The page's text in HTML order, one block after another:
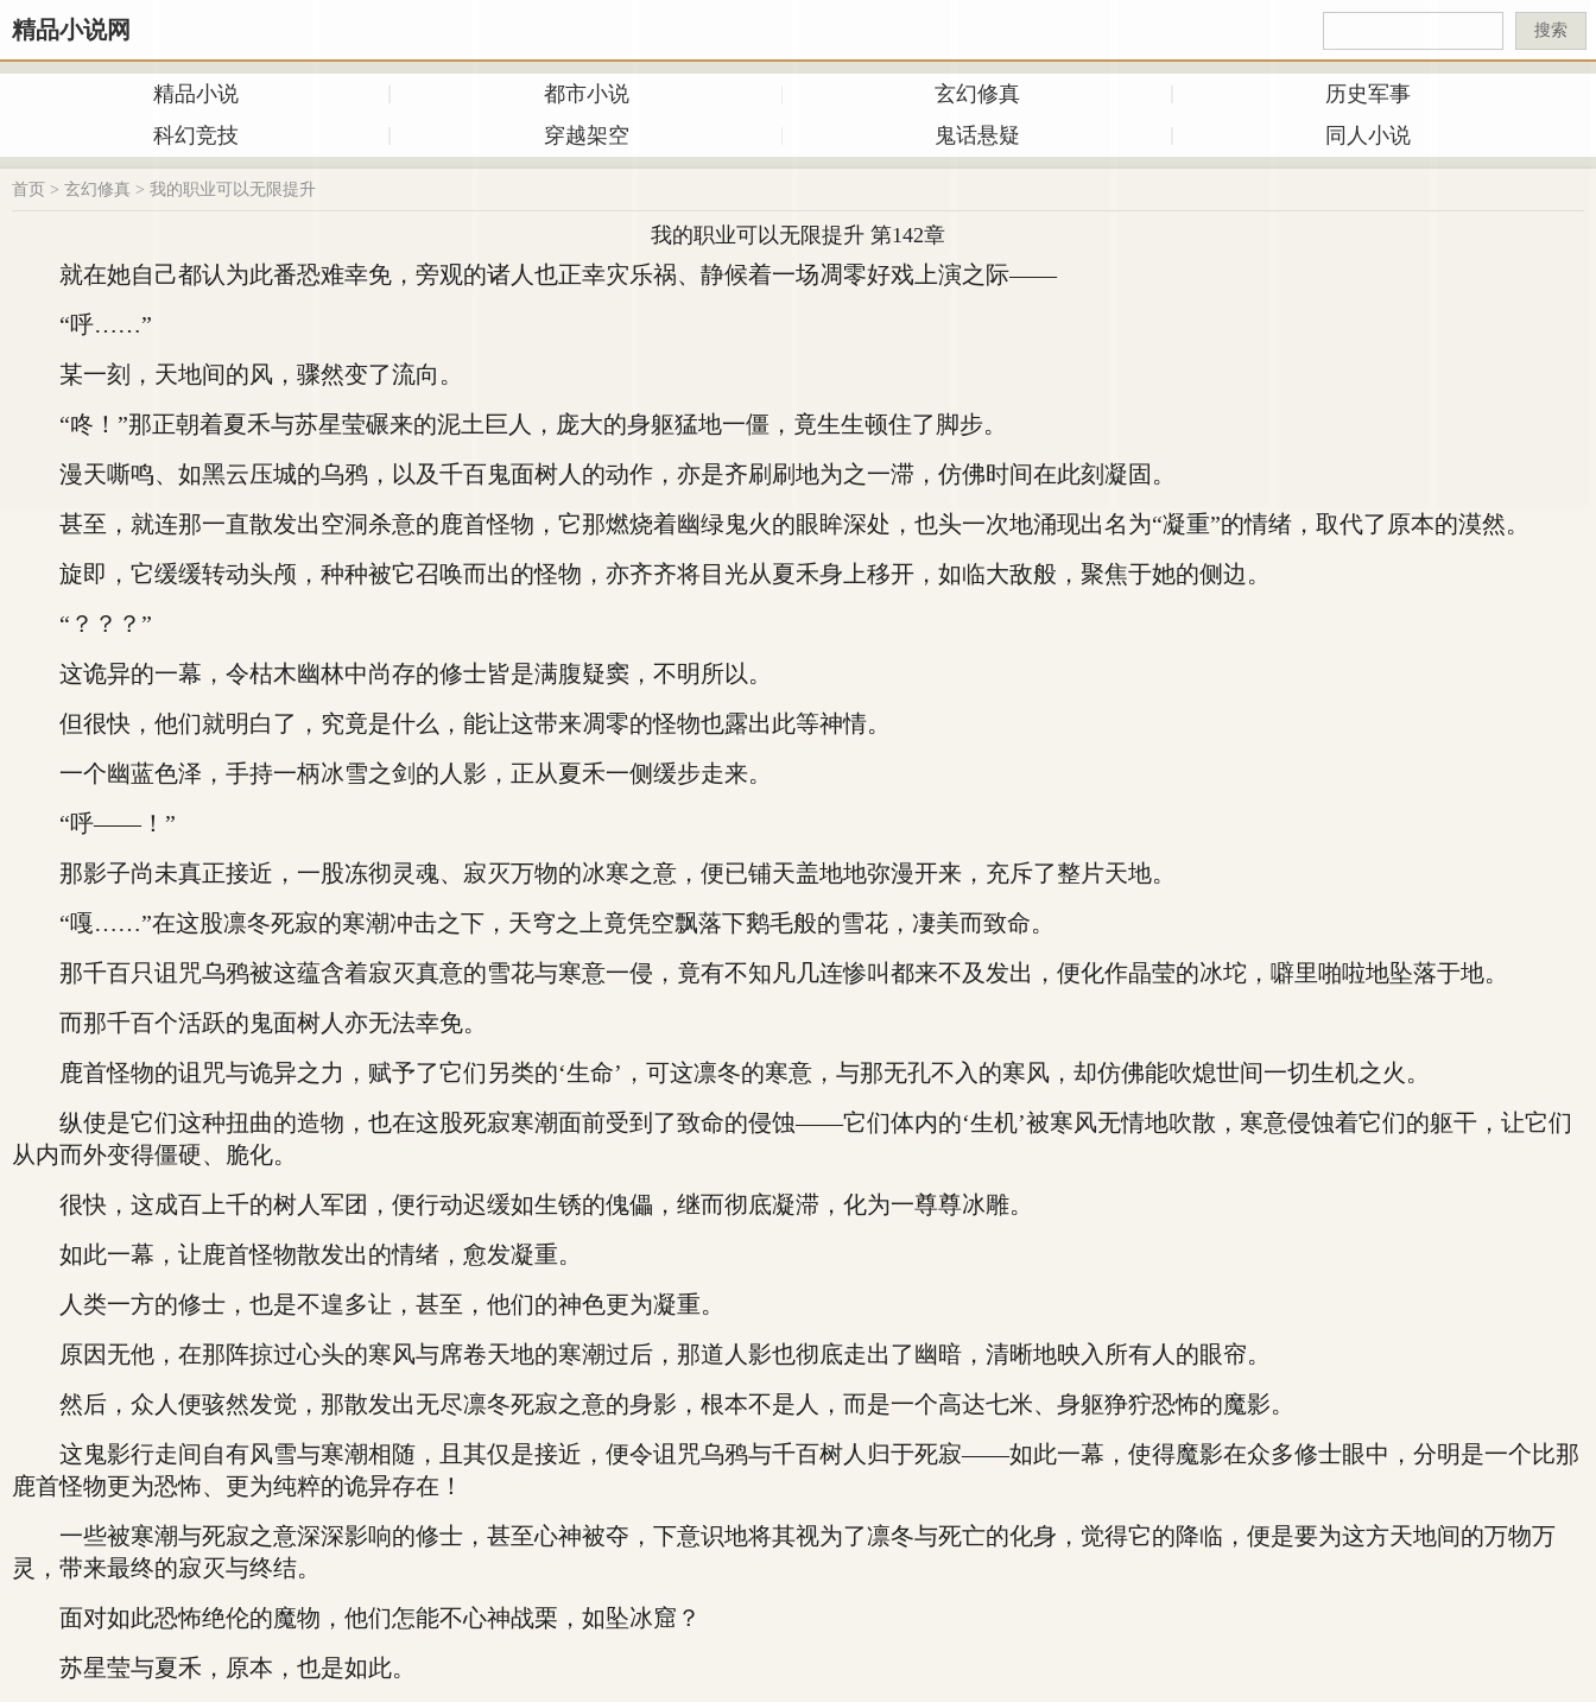
精品小说网 搜索
精品小说 都市小说 玄幻修真
历史军事
科幻竞技
穿越架空 鬼话悬疑 同人小说
首页 > 玄幻修真 > 我的职业可以无限提升
我的职业可以无限提升 第142章
就在她自己都认为此番恐难幸免，旁观的诸人也正幸灾乐祸、静候着一场凋零好戏上演之际——
“呼……”
某一刻，天地间的风，骤然变了流向。
“咚！”那正朝着夏禾与苏星莹碾来的泥土巨人，庞大的身躯猛地一僵，竟生生顿住了脚步。
漫天嘶鸣、如黑云压城的乌鸦，以及千百鬼面树人的动作，亦是齐刷刷地为之一滞，仿佛时间在此刻凝固。
甚至，就连那一直散发出空洞杀意的鹿首怪物，它那燃烧着幽绿鬼火的眼眸深处，也头一次地涌现出名为“凝重”的情绪，取代了原本的漠然。
旋即，它缓缓转动头颅，种种被它召唤而出的怪物，亦齐齐将目光从夏禾身上移开，如临大敌般，聚焦于她的侧边。
“？？？”
这诡异的一幕，令枯木幽林中尚存的修士皆是满腹疑窦，不明所以。
但很快，他们就明白了，究竟是什么，能让这带来凋零的怪物也露出此等神情。
一个幽蓝色泽，手持一柄冰雪之剑的人影，正从夏禾一侧缓步走来。
“呼——！”
那影子尚未真正接近，一股冻彻灵魂、寂灭万物的冰寒之意，便已铺天盖地地弥漫开来，充斥了整片天地。
“嘎……”在这股凛冬死寂的寒潮冲击之下，天穹之上竟凭空飘落下鹅毛般的雪花，凄美而致命。
那千百只诅咒乌鸦被这蕴含着寂灭真意的雪花与寒意一侵，竟有不知凡几连惨叫都来不及发出，便化作晶莹的冰坨，噼里啪啦地坠落于地。
而那千百个活跃的鬼面树人亦无法幸免。
鹿首怪物的诅咒与诡异之力，赋予了它们另类的‘生命’，可这凛冬的寒意，与那无孔不入的寒风，却仿佛能吹熄世间一切生机之火。
纵使是它们这种扭曲的造物，也在这股死寂寒潮面前受到了致命的侵蚀——它们体内的‘生机’被寒风无情地吹散，寒意侵蚀着它们的躯干，让它们
从内而外变得僵硬、脆化。
很快，这成百上千的树人军团，便行动迟缓如生锈的傀儡，继而彻底凝滞，化为一尊尊冰雕。
如此一幕，让鹿首怪物散发出的情绪，愈发凝重。
人类一方的修士，也是不遑多让，甚至，他们的神色更为凝重。
原因无他，在那阵掠过心头的寒风与席卷天地的寒潮过后，那道人影也彻底走出了幽暗，清晰地映入所有人的眼帘。
然后，众人便骇然发觉，那散发出无尽凛冬死寂之意的身影，根本不是人，而是一个高达七米、身躯狰狞恐怖的魔影。
这鬼影行走间自有风雪与寒潮相随，且其仅是接近，便令诅咒乌鸦与千百树人归于死寂——如此一幕，使得魔影在众多修士眼中，分明是一个比那
鹿首怪物更为恐怖、更为纯粹的诡异存在！
一些被寒潮与死寂之意深深影响的修士，甚至心神被夺，下意识地将其视为了凛冬与死亡的化身，觉得它的降临，便是要为这方天地间的万物万
灵，带来最终的寂灭与终结。
面对如此恐怖绝伦的魔物，他们怎能不心神战栗，如坠冰窟？
苏星莹与夏禾，原本，也是如此。